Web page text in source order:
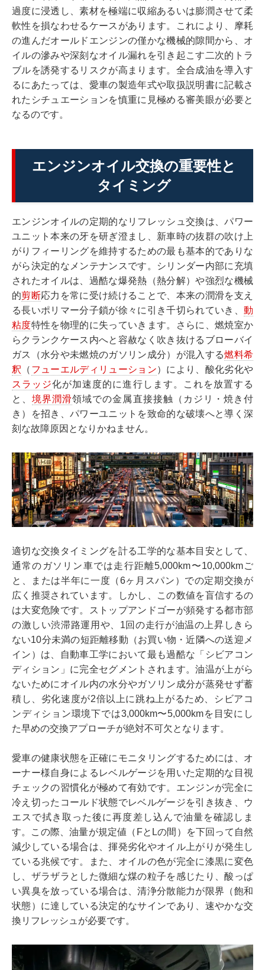
過度に浸透し、素材を極端に収縮あるいは膨潤させて柔
軟性を損なわせるケースがあります。これにより、摩耗
の進んだオールドエンジンの僅かな機械的隙間から、オ
イルの滲みや深刻なオイル漏れを引き起こす二次的トラ
ブルを誘発するリスクが高まります。全合成油を導入す
るにあたっては、愛車の製造年式や取扱説明書に記載さ
れたシチュエーションを慎重に見極める審美眼が必要と
なるのです。
エンジンオイル交換の重要性と
タイミング
エンジンオイルの定期的なリフレッシュ交換は、パワー
ユニット本来の牙を研ぎ澄まし、新車時の抜群の吹け上
がりフィーリングを維持するための最も基本的でありな
がら決定的なメンテナンスです。シリンダー内部に充填
されたオイルは、過酷な爆発熱（熱分解）や強烈な機械
的剪断応力を常に受け続けることで、本来の潤滑を支え
る長いポリマー分子鎖が徐々に引き千切られていき、 動
粘度特性を物理的に失っていきます。さらに、燃焼室か
らクランクケース内へと容赦なく吹き抜けるブローバイ
ガス（水分や未燃焼のガソリン成分）が混入する燃料希
釈 （ フューエルディリューション）により、酸化劣化や
スラッジ化が加速度的に進行します。これを放置する
と、境界潤滑領域での金属直接接触（カジリ・焼き付
き）を招き、パワーユニットを致命的な破壊へと導く深
刻な故障原因となりかねません。
適切な交換タイミングを計る工学的な基本目安として、
通常のガソリン車では走行距離5,000km〜10,000kmご
と、または半年に一度（6ヶ月スパン）での定期交換が
広く推奨されています。しかし、この数値を盲信するの
は大変危険です。ストップアンドゴーが頻発する都市部
の激しい渋滞路運用や、1回の走行が油温の上昇しきら
ない10分未満の短距離移動（お買い物・近隣への送迎メ
イン）は、自動車工学において最も過酷な「シビアコン
ディション」に完全セグメントされます。油温が上がら
ないためにオイル内の水分やガソリン成分が蒸発せず蓄
積し、劣化速度が2倍以上に跳ね上がるため、シビアコ
ンディション環境下では3,000km〜5,000kmを目安にし
た早めの交換アプローチが絶対不可欠となります。
愛車の健康状態を正確にモニタリングするためには、オ
ーナー様自身によるレベルゲージを用いた定期的な目視
チェックの習慣化が極めて有効です。エンジンが完全に
冷え切ったコールド状態でレベルゲージを引き抜き、ウ
エスで拭き取った後に再度差し込んで油量を確認しま
す。この際、油量が規定値（FとLの間）を下回って自然
減少している場合は、揮発劣化やオイル上がりが発生し
ている兆候です。また、オイルの色が完全に漆黒に変色
し、ザラザラとした微細な煤の粒子を感じたり、酸っぱ
い異臭を放っている場合は、清浄分散能力が限界（飽和
状態）に達している決定的なサインであり、速やかな交
換リフレッシュが必要です。